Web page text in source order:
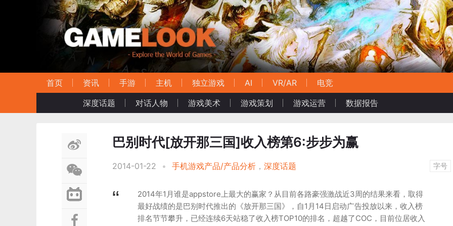
首页 资讯 手游 主机 独立游戏 AI VR/AR
电竞
深度话题
对话人物 游戏美术 游戏策划 游戏运营 数据报告
巴别时代[放开那三国]收入榜第6:步步为赢
2014-01-22 • 手机游戏产品/产品分析 ， 深度话题 字号
2014年1月谁是appstore上最大的赢家？从目前各路豪强激战近3周的结果来看，取得
最好战绩的是巴别时代推出的《放开那三国》，自1月14日启动广告投放以来，收入榜
排名节节攀升，已经连续6天站稳了收入榜TOP10的排名，超越了COC，目前位居收入